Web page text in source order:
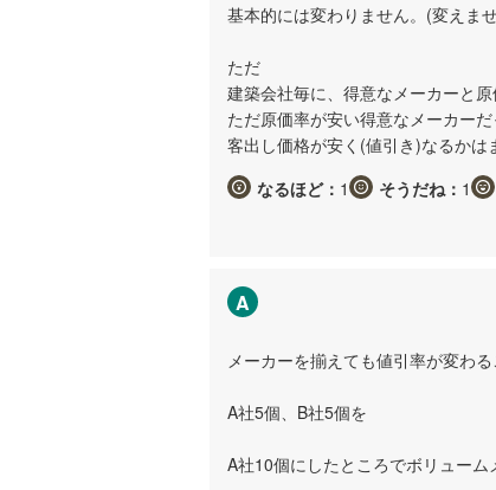
基本的には変わりません。(変えま
ただ
建築会社毎に、得意なメーカーと
ただ原価率が安い得意なメーカー
客出し価格が安く(値引き)なるかは
なるほど： 1 そうだね： 1
A
メーカーを揃えても値引率が変わ
A社5個、B社5個を
A社10個にしたところでボリュー